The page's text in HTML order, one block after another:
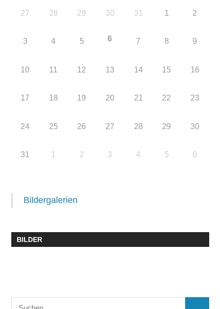
27 28 29 30 31 1 2
3 4 5 6 7 8 9
10 11 12 13 14 15 16
17 18 19 20 21 22 23
24 25 26 27 28 29 30
31 1 2 3 4 5 6
Bildergalerien
BILDER
Suchen